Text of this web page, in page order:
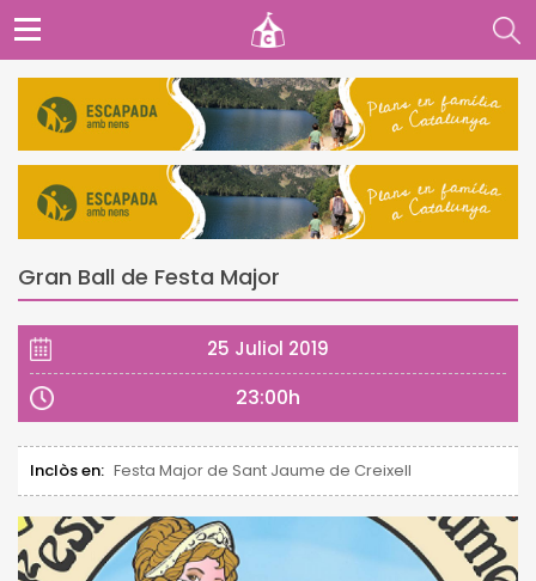
Gran Ball de Festa Major
25 Juliol 2019
23:00h
Inclòs en: Festa Major de Sant Jaume de Creixell